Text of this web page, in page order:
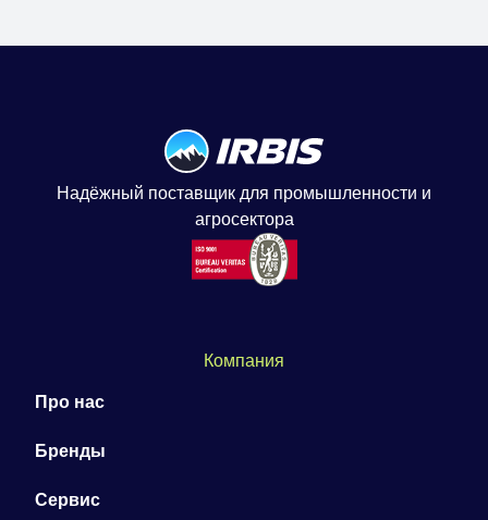
Надёжный поставщик для промышленности и
агросектора
Компания
Про нас
Бренды
Сервис